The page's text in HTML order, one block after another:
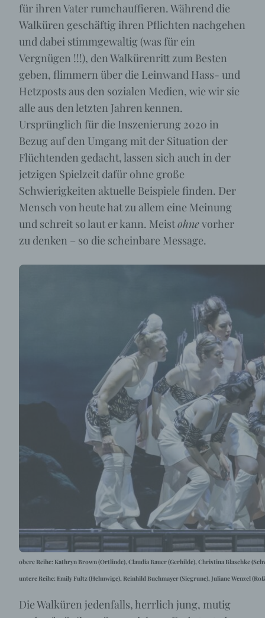
für ihren Vater rumchauffieren. Während die
Walküren geschäftig ihren Pflichten nachgehen
und dabei stimmgewaltig (was für ein
Vergnügen !!!), den Walkürenritt zum Besten
geben, flimmern über die Leinwand Hass- und
Hetzposts aus den sozialen Medien, wie wir sie
alle aus den letzten Jahren kennen.
Ursprünglich für die Inszenierung 2020 in
Bezug auf den Umgang mit der Situation der
Flüchtenden gedacht, lassen sich auch in der
jetzigen Spielzeit dafür ohne große
Schwierigkeiten aktuelle Beispiele finden. Der
Mensch von heute hat zu allem eine Meinung
und schreit so laut er kann. Meistohnevorher
zu denken – so die scheinbare Message.
obere Reihe: Kathryn Brown (Ortlinde), Claudia Bauer (Gerhilde), Christina Blaschke
untere Reihe: Emily Fultz (Helmwige), Reinhild Buchmayer (Siegrune), Juliane Wenzel
Die Walküren jedenfalls, herrlich jung, mutig